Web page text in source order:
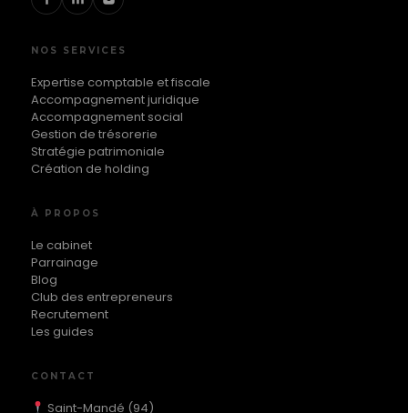
NOS SERVICES
Expertise comptable et fiscale
Accompagnement juridique
Accompagnement social
Gestion de trésorerie
Stratégie patrimoniale
Création de holding
À PROPOS
Le cabinet
Parrainage
Blog
Club des entrepreneurs
Recrutement
Les guides
CONTACT
Saint-Mandé (94)